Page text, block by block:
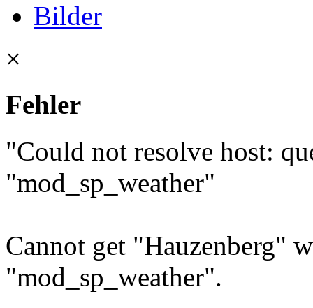
Bilder
×
Fehler
"Could not resolve host:
"mod_sp_weather"
Cannot get "Hauzenberg"
"mod_sp_weather".